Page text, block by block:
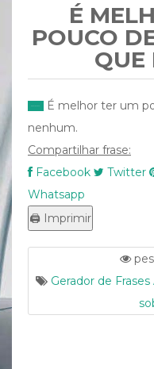
É
POUCO
QUE
É melhor ter um
nenhum.
Compartilhar frase:
Facebook
Twitter
Whatsapp
Gerador de